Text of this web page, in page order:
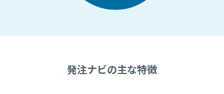
発注ナビの主な特徴